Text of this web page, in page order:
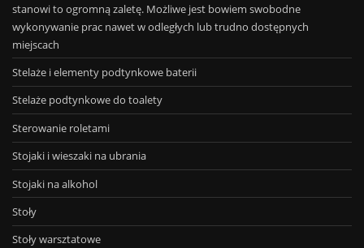
stanowi to ogromną zaletę. Możliwe jest bowiem swobodne
wykonywanie prac nawet w odległych lub trudno dostępnych
miejscach
Stelaże i elementy podtynkowe baterii
Stelaże podtynkowe do toalety
Sterowanie roletami
Stojaki i wieszaki na ubrania
Stojaki na alkohol
Stoły
Stoły warsztatowe